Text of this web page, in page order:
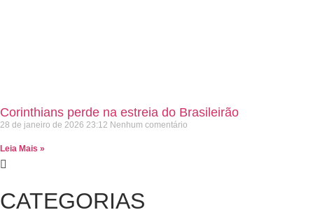
Corinthians perde na estreia do Brasileirão
28 de janeiro de 2026 23:12 Nenhum comentário
Leia Mais »
CATEGORIAS